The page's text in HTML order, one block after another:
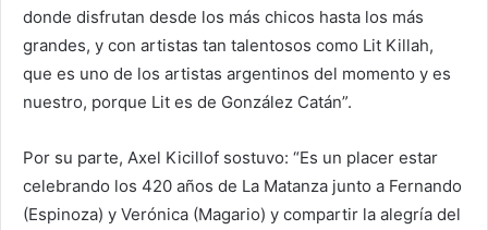
donde disfrutan desde los más chicos hasta los más
grandes, y con artistas tan talentosos como Lit Killah,
que es uno de los artistas argentinos del momento y es
nuestro, porque Lit es de González Catán”.
Por su parte, Axel Kicillof sostuvo: “Es un placer estar
celebrando los 420 años de La Matanza junto a Fernando
(Espinoza) y Verónica (Magario) y compartir la alegría del